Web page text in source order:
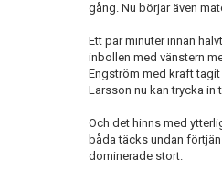
gång. Nu börjar även
Ett par minuter innan
inbollen med vänstern
Engström med kraft
Larsson nu kan trycka in
Och det hinns med
båda täcks undan
dominerade stort.